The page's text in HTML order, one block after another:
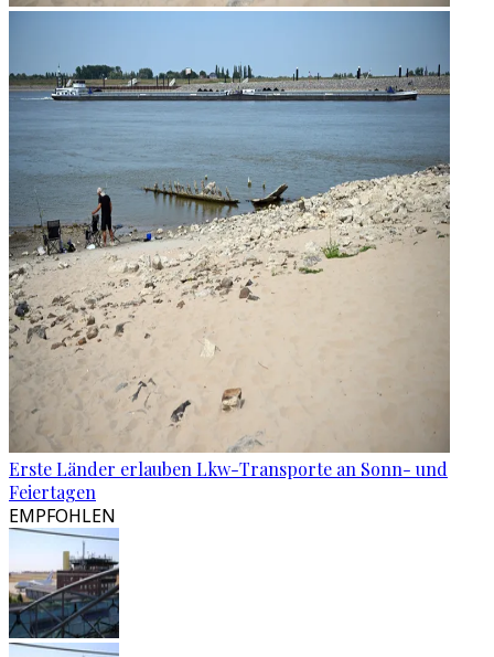
Erste Länder erlauben Lkw-Transporte an Sonn- und
Feiertagen
EMPFOHLEN